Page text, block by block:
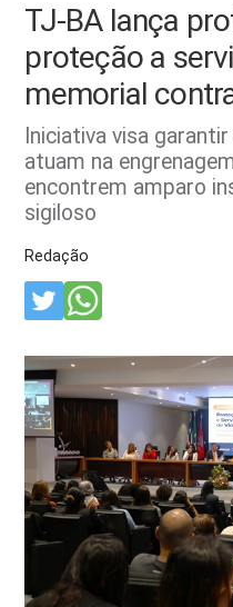
TJ-BA lança
proteção a
memorial
Iniciativa visa
atuam na
encontrem amparo
sigiloso
Redação